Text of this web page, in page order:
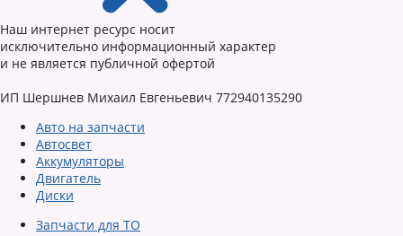
Наш интернет ресурс носит
исключительно информационный характер
и не является публичной офертой
ИП Шершнев Михаил Евгеньевич 772940135290
Авто на запчасти
Автосвет
Аккумуляторы
Двигатель
Диски
Запчасти для ТО